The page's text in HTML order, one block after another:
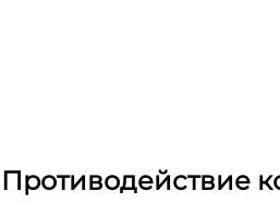
Противодействие